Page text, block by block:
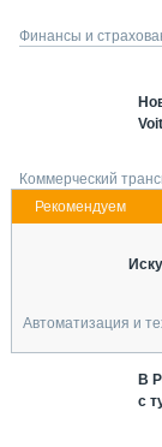
О ПРОЕКТЕ
Финансы и
Коммерческий
Автоматизация и
В
с